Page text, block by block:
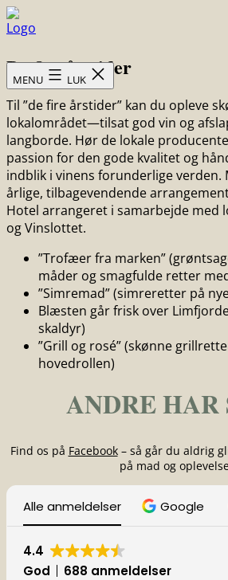
Fortsæt
til
Hotel
MENU LUK
De fire årstider
Til ”de fire årstider” kan du opleve
lokalområdet—tilsat god vin og
langborde. Hør de lokale
passion for den gode kvalitet og
indblik i vinens forunderlige verden.
årlige, tilbagevendende
Hotel arrangeret i samarbejde med
og Vinslottet.
”Trofæer fra marken”
måder og smagfulde retter
”Simremad” (simreretter på
Blæsten går frisk over
skaldyr)
”Grill og rosé” (skønne
hovedrollen)
ANDRE HAR
Find os på Facebook– så går du aldrig
på mad og
Alle anmeldelser Google
4.4
God
688 anmeldelser